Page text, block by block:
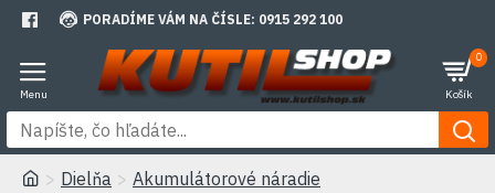
PORADÍME VÁM NA ČÍSLE: 0915 292 100
0
Dielňa
Akumulátorové náradie